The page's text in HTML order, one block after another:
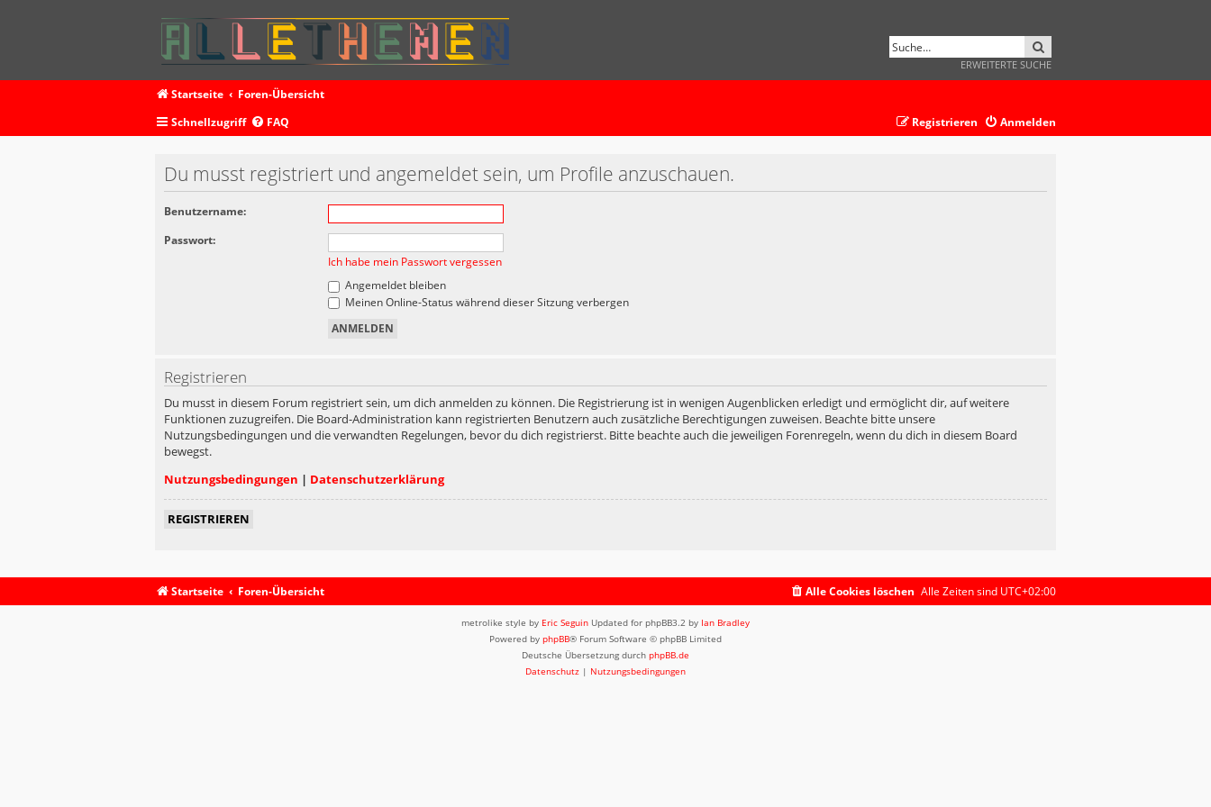
ERWEITERTE SUCHE
Startseite
Foren-Übersicht
Schnellzugriff
FAQ Anmelden
Registrieren
Du musst registriert und angemeldet sein, um Profile anzuschauen.
Benutzername:
Passwort:
Ich habe mein Passwort vergessen
Angemeldet bleiben
Meinen Online-Status während dieser Sitzung verbergen
Registrieren
Du musst in diesem Forum registriert sein, um dich anmelden zu können. Die Registrierung ist in wenigen Augenblicken erledigt und ermöglicht dir, auf weitere
Funktionen zuzugreifen. Die Board-Administration kann registrierten Benutzern auch zusätzliche Berechtigungen zuweisen. Beachte bitte unsere
Nutzungsbedingungen und die verwandten Regelungen, bevor du dich registrierst. Bitte beachte auch die jeweiligen Forenregeln, wenn du dich in diesem Board
bewegst.
Nutzungsbedingungen | Datenschutzerklärung
REGISTRIEREN
Startseite Foren-Übersicht Alle Zeiten sind UTC+02:00
Alle Cookies löschen
metrolike style by Eric Seguin Updated for phpBB3.2 by Ian Bradley
Powered by phpBB® Forum Software © phpBB Limited
Deutsche Übersetzung durch phpBB.de
Datenschutz | Nutzungsbedingungen